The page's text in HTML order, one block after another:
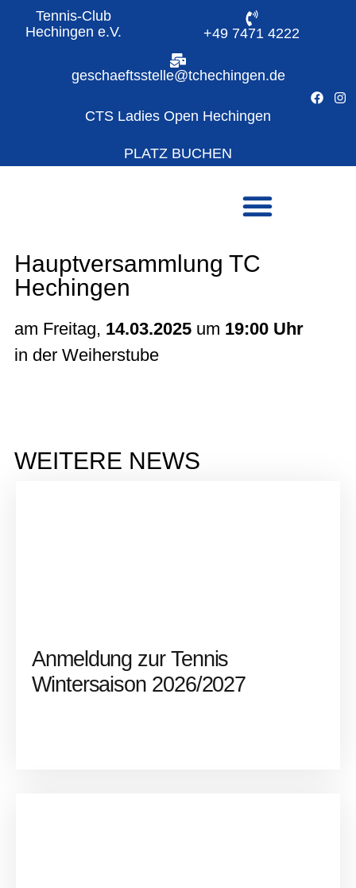
Tennis-Club
Hechingen e.V.
+49 7471 4222
geschaeftsstelle@tchechingen.de
CTS Ladies Open Hechingen
PLATZ BUCHEN
Hauptversammlung TC
Hechingen
am Freitag, 14.03.2025 um 19:00 Uhr
in der Weiherstube
WEITERE NEWS
Anmeldung zur Tennis
Wintersaison 2026/2027